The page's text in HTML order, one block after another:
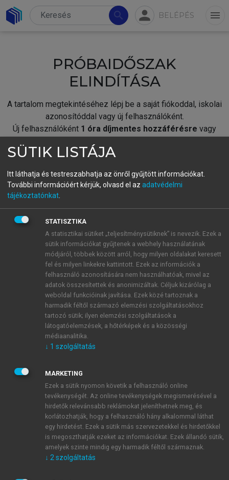
search person BELÉPÉS menu
PRÓBAIDŐSZAK
ELINDÍTÁSA
A tartalom megtekintéséhez lépj be a saját fiókoddal, iskolai
azonosítóddal vagy új felhasználóként.
Új felhasználóként 1 óra díjmentes hozzáférésre vagy
fiókoddal,vagy hozz létre új fiókot.
A regisztráció után apróbaidőszakautomatikusan
BELÉPÉS SAJÁT FIÓKKAL
ÚJ FIÓK LÉTREHOZÁSA
1 óra díjmentes hozzáférés
E-MAIL-CÍM
JELSZÓ
JELSZÓ ÚJRA
Kérek értesítést a MeRSZ újdonságairól, akcióiról.
Kérek értesítést az Akadémiai Kiadó Zrt. újdonságairól,
SÜTIK LISTÁJA
Itt láthatja és testreszabhatja az önről gyűjtött információkat.
További információért kérjük, olvasd el az adatvédelmi
tájékoztatónkat
STATISZTIKA
A statisztikai sütiket „teljesítménysütiknek” is nevezik. Ezek a
sütik információkat gyűjtenek a webhely használatának
módjáról, többek között arról, hogy milyen oldalakat keresett
fel és milyen linkekre kattintott. Ezek az információk a
felhasználó azonosítására nem használhatóak, mivel az
adatok összesítettek és anonimizáltak. Céljuk kizárólag a
weboldal funkcióinak javítása. Ezek közé tartoznak a
harmadik féltől származó elemzési szolgáltatásokhoz
tartozó sütik; ilyen elemzési szolgáltatások a
látogatóelemzések, a hőtérképek és a közösségi
médiaanalitika.
↓ 1 szolgáltatás
MARKETING
Ezek a sütik nyomon követik a felhasználó online
tevékenységét. Az online tevékenységek megismerésével a
hirdetők relevánsabb reklámokat jeleníthetnek meg, és
korlátozhatják, hogy a felhasználó hány alkalommal láthat
egy hirdetést. Ezek a sütik más szervezetekkel és hirdetőkkel
is megoszthatják ezeket az információkat. Ezek állandó sütik,
amelyek szinte mindig egy harmadik féltől származnak.
↓ 2 szolgáltatás